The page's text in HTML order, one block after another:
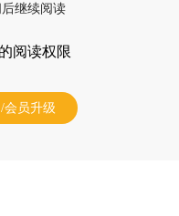
继续阅读
阅读权限
会员升级